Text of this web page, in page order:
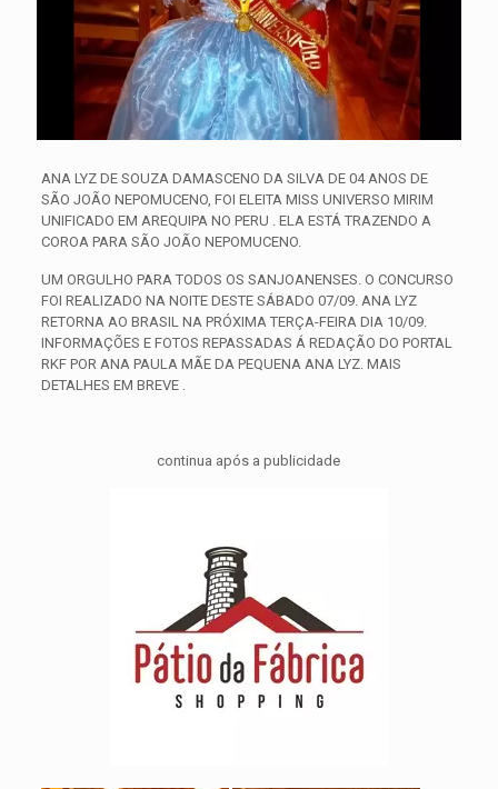
ANA LYZ DE SOUZA DAMASCENO DA SILVA DE 04 ANOS DE
SÃO JOÃO NEPOMUCENO, FOI ELEITA MISS UNIVERSO MIRIM
UNIFICADO EM AREQUIPA NO PERU . ELA ESTÁ TRAZENDO A
COROA PARA SÃO JOÃO NEPOMUCENO.
UM ORGULHO PARA TODOS OS SANJOANENSES. O CONCURSO
FOI REALIZADO NA NOITE DESTE SÁBADO 07/09. ANA LYZ
RETORNA AO BRASIL NA PRÓXIMA TERÇA-FEIRA DIA 10/09.
INFORMAÇÕES E FOTOS REPASSADAS Á REDAÇÃO DO PORTAL
RKF POR ANA PAULA MÃE DA PEQUENA ANA LYZ. MAIS
DETALHES EM BREVE .
continua após a publicidade